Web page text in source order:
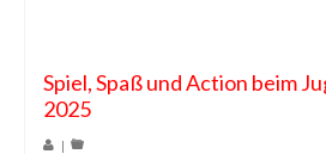
Spiel, Spaß und Action beim
2025
|